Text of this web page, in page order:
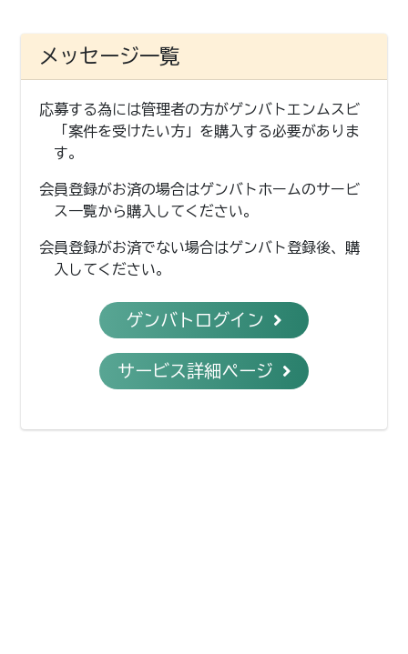
メッセージ一覧
応募する為には管理者の方がゲンバトエンムスビ
「案件を受けたい方」を購入する必要がありま
す。
会員登録がお済の場合はゲンバトホームのサービ
ス一覧から購入してください。
会員登録がお済でない場合はゲンバト登録後、購
入してください。
ゲンバトログイン
サービス詳細ページ